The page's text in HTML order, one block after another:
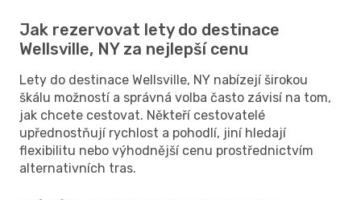
Jak rezervovat lety do destinace
Wellsville, NY za nejlepší cenu
Lety do destinace Wellsville, NY nabízejí širokou
škálu možností a správná volba často závisí na tom,
jak chcete cestovat. Někteří cestovatelé
upřednostňují rychlost a pohodlí, jiní hledají
flexibilitu nebo výhodnější cenu prostřednictvím
alternativních tras.